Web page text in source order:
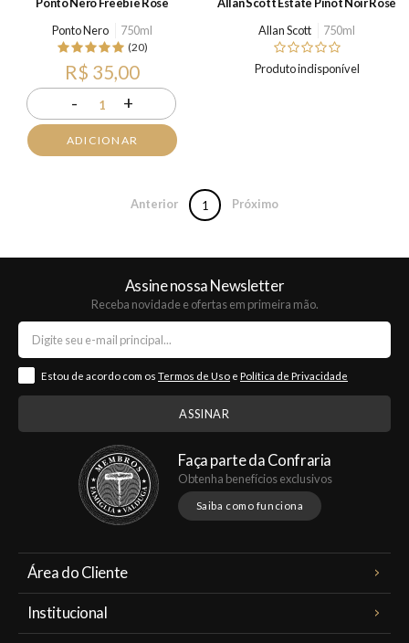
Ponto Nero
750ml
(20)
R$ 35,00
- 1 +
ADICIONAR
Allan Scott
750ml
Produto indisponível
Anterior 1 Próximo
Assine nossa Newsletter
Receba novidade e ofertas em primeira mão.
Estou de acordo com os Termos de Uso e Política de Privacidade
Faça parte da Confraria
Obtenha benefícios exclusivos
Saiba como funciona
Área do Cliente
Meus Pedidos
Institucional
A Famiglia Valduga